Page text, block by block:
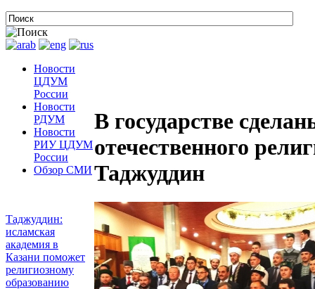
Новости
ЦДУМ
России
Новости
РДУМ
Новости
РИУ ЦДУМ
России
Обзор СМИ
Таджуддин:
исламская
академия в
Казани поможет
религиозному
образованию
В государстве
отечественного
Таджуддин